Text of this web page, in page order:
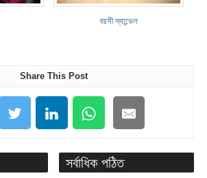
বয়সী স্যান্ডেল
Share This Post
সর্বাধিক পঠিত